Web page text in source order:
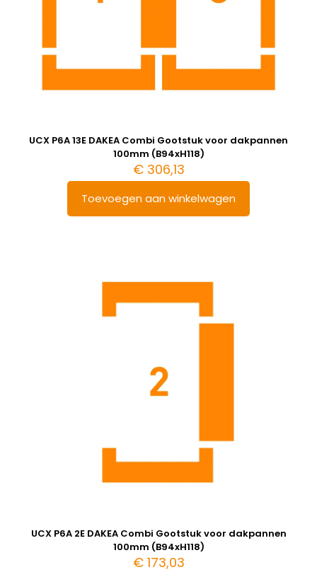
UCX P6A 13E DAKEA Combi Gootstuk voor dakpannen
100mm (B94xH118)
€306,13
Toevoegen aan winkelwagen
UCX P6A 2E DAKEA Combi Gootstuk voor dakpannen
100mm (B94xH118)
€173,03